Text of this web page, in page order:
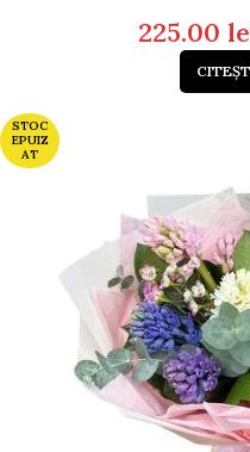
225.00
STOC
EPUIZ
AT